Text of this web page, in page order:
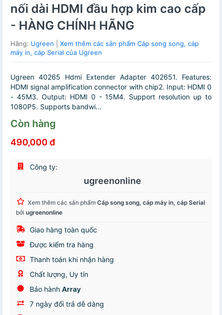
nối dài HDMI đầu hợp kim cao cấp
- HÀNG CHÍNH HÃNG
Hãng: Ugreen
Xem thêm các sản phẩm Cáp song song, cáp
máy in, cáp Serial của Ugreen
Ugreen 40265 Hdmi Extender Adapter 402651. Features:
HDMI signal amplification connector with chip2. Input: HDMI 0
- 45M3. Output: HDMI 0 - 15M4. Support resolution up to
1080P5. Supports bandwi...
Còn hàng
490,000 đ
Công ty:
ugreenonline
Xem thêm các sản phẩm Cáp song song, cáp máy in, cáp Serial
bởi ugreenonline
Giao hàng toàn quốc
Được kiểm tra hàng
Thanh toán khi nhận hàng
Chất lượng, Uy tín
Bảo hành Array
7 ngày đổi trả dễ dàng